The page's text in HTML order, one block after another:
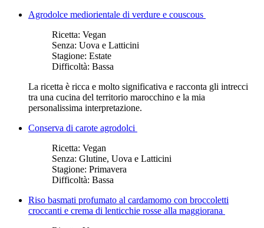
Agrodolce mediorientale di verdure e couscous
Ricetta: Vegan
Senza: Uova e Latticini
Stagione: Estate
Difficoltà: Bassa
La ricetta è ricca e molto significativa e racconta gli intrecci
tra una cucina del territorio marocchino e la mia
personalissima interpretazione.
Conserva di carote agrodolci
Ricetta: Vegan
Senza: Glutine, Uova e Latticini
Stagione: Primavera
Difficoltà: Bassa
Riso basmati profumato al cardamomo con broccoletti
croccanti e crema di lenticchie rosse alla maggiorana